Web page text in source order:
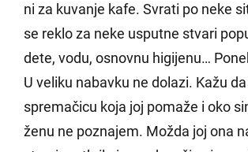
ni za kuvanje kafe. Svrati po neke
se reklo za neke usputne stvari
dete, vodu, osnovnu higijenu…
U veliku nabavku ne dolazi. Kažu
spremačicu koja joj pomaže i oko
ženu ne poznajem. Možda joj ona